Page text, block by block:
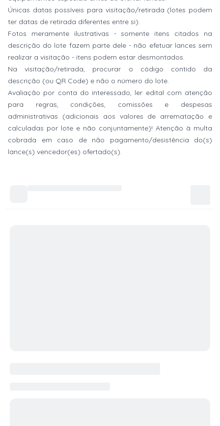
Únicas datas possíveis para visitação/retirada (lotes podem
ter datas de retirada diferentes entre si).
Fotos meramente ilustrativas - somente itens citados na
descrição do lote fazem parte dele - não efetuar lances sem
realizar a visitação - itens podem estar desmontados.
Na visitação/retirada, procurar o código contido da
descrição (ou QR Code) e não o número do lote.
Avaliação por conta do interessado, ler edital com atenção
para regras, condições, comissões e despesas
administrativas (adicionais aos valores de arrematação e
calculadas por lote e não conjuntamente)! Atenção à multa
cobrada em caso de não pagamento/desistência do(s)
lance(s) vencedor(es) ofertado(s).